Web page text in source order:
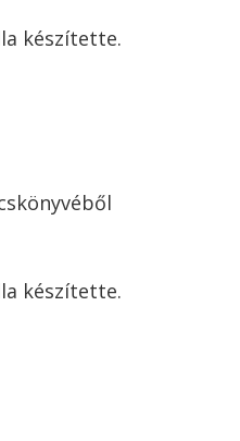
készítette.
készítette.